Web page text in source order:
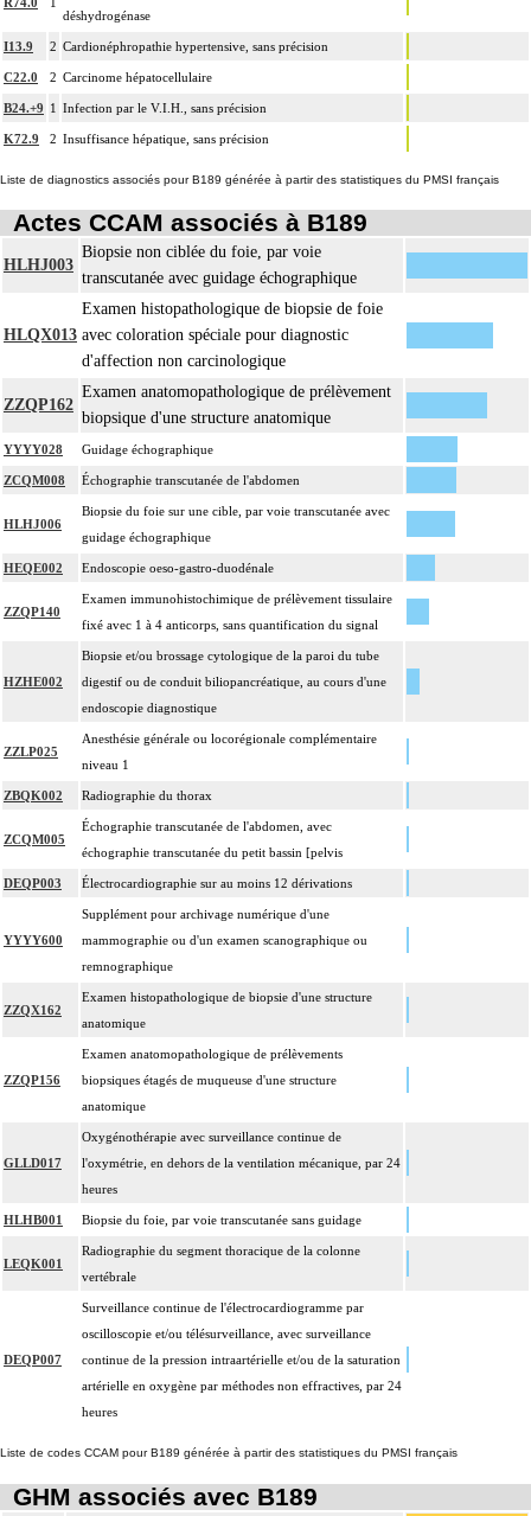
déshydrogénase
I13.9 2 Cardionéphropathie hypertensive, sans précision
C22.0 2 Carcinome hépatocellulaire
B24.+9 1 Infection par le V.I.H., sans précision
K72.9 2 Insuffisance hépatique, sans précision
Liste de diagnostics associés pour B189 générée à partir des statistiques du PMSI français
Actes CCAM associés à B189
HLHJ003
Biopsie non ciblée du foie, par voie
transcutanée avec guidage échographique
HLQX013
Examen histopathologique de biopsie de foie
avec coloration spéciale pour diagnostic
d'affection non carcinologique
ZZQP162
Examen anatomopathologique de prélèvement
biopsique d'une structure anatomique
YYYY028 Guidage échographique
ZCQM008 Échographie transcutanée de l'abdomen
HLHJ006
Biopsie du foie sur une cible, par voie transcutanée avec
guidage échographique
HEQE002 Endoscopie oeso-gastro-duodénale
ZZQP140
Examen immunohistochimique de prélèvement tissulaire
fixé avec 1 à 4 anticorps, sans quantification du signal
HZHE002
Biopsie et/ou brossage cytologique de la paroi du tube
digestif ou de conduit biliopancréatique, au cours d'une
endoscopie diagnostique
ZZLP025
Anesthésie générale ou locorégionale complémentaire
niveau 1
ZBQK002 Radiographie du thorax
ZCQM005
Échographie transcutanée de l'abdomen, avec
échographie transcutanée du petit bassin [pelvis
DEQP003 Électrocardiographie sur au moins 12 dérivations
YYYY600
Supplément pour archivage numérique d'une
mammographie ou d'un examen scanographique ou
remnographique
ZZQX162
Examen histopathologique de biopsie d'une structure
anatomique
ZZQP156
Examen anatomopathologique de prélèvements
biopsiques étagés de muqueuse d'une structure
anatomique
GLLD017
Oxygénothérapie avec surveillance continue de
l'oxymétrie, en dehors de la ventilation mécanique, par 24
heures
HLHB001 Biopsie du foie, par voie transcutanée sans guidage
LEQK001
Radiographie du segment thoracique de la colonne
vertébrale
DEQP007
Surveillance continue de l'électrocardiogramme par
oscilloscopie et/ou télésurveillance, avec surveillance
continue de la pression intraartérielle et/ou de la saturation
artérielle en oxygène par méthodes non effractives, par 24
heures
Liste de codes CCAM pour B189 générée à partir des statistiques du PMSI français
GHM associés avec B189